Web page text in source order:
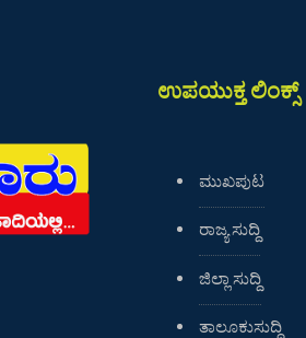
ಉಪಯುಕ್ತ ಲಿಂಕ್ಸ್
ಮುಖಪುಟ
ರಾಜ್ಯ ಸುದ್ದಿ
ಜಿಲ್ಲಾ ಸುದ್ದಿ
ತಾಲೂಕುಸುದ್ದಿ